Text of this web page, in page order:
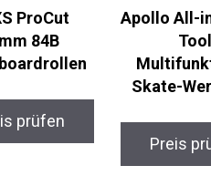
ProCut
84B
prüfen
Apollo All-
T-Tool
Skate-
Preis